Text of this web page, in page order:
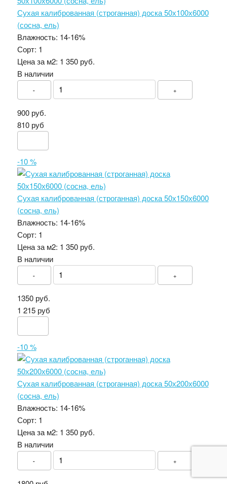
Сухая калиброванная (строганная) доска 50х100х6000
(сосна, ель)
Влажность: 14-16%
Сорт: 1
Цена за м2: 1 350 руб.
В наличии
- +
900 руб.
810 руб
-10 %
Сухая калиброванная (строганная) доска 50х150х6000
(сосна, ель)
Влажность: 14-16%
Сорт: 1
Цена за м2: 1 350 руб.
В наличии
- +
1350 руб.
1 215 руб
-10 %
Сухая калиброванная (строганная) доска 50х200х6000
(сосна, ель)
Влажность: 14-16%
Сорт: 1
Цена за м2: 1 350 руб.
В наличии
- +